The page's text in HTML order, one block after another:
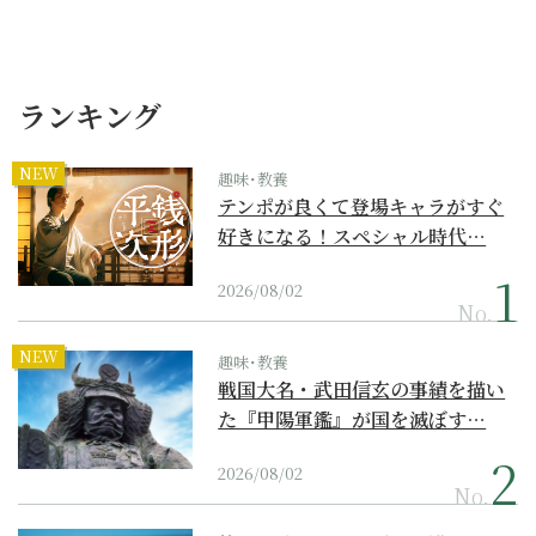
ランキング
NEW 趣味･教養
テンポが良くて登場キャラがすぐ
好きになる！スペシャル時代…
2026/08/02
No.
NEW 趣味･教養
戦国大名・武田信玄の事績を描い
た『甲陽軍鑑』が国を滅ぼす…
2026/08/02
No.